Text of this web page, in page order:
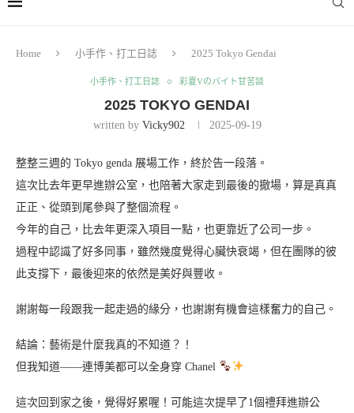
Home 小手作、打工日誌 2025 Tokyo Gendai
小手作、打工日誌 彩夏Vのバイト甘苦談
2025 TOKYO GENDAI
written by Vicky902 2025-09-19
整整三週的 Tokyo genda 展場工作，終於告一段落。
這次比去年更早進辦公室，也陪著大家走到最後的撤場，算是真真
正正、從頭到尾參與了整個流程。
今年的自己，比去年更深入項目一點，也更靠近了公司一步。
過程中認識了好多同事，雖然幾度覺得心臟快衰竭，但在團隊的彼
此支撐下，最後迎來的依然是美好與豐收。
謝謝每一段跟我一起走過的緣分，也謝謝有機會這樣奮力的自己。
結論：藝術是什麼我真的不知道？！
但我知道——連博美都可以全身穿 Chanel
這次回到家之後，覺得好累喔！可能這次提早了1個禮拜進辦公